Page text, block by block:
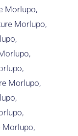
Morlupo,
Morlupo,
Morlupo,
Morlupo,